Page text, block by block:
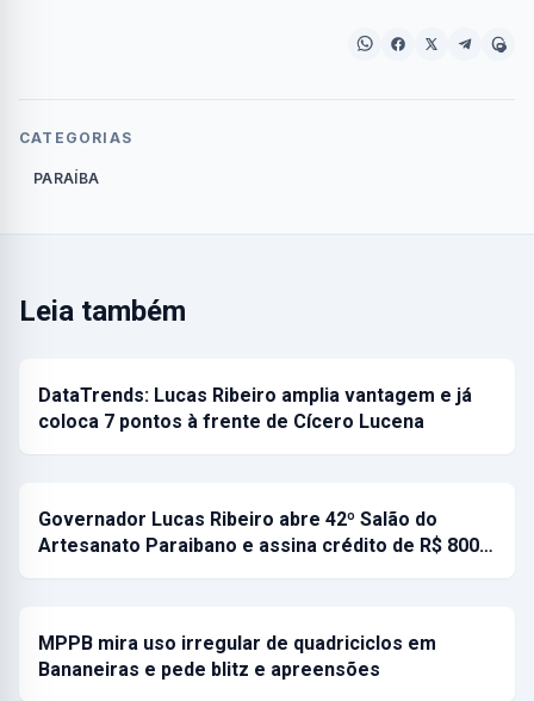
CATEGORIAS
PARAÍBA
Leia também
DataTrends: Lucas Ribeiro amplia vantagem e já
coloca 7 pontos à frente de Cícero Lucena
Governador Lucas Ribeiro abre 42º Salão do
Artesanato Paraibano e assina crédito de R$ 800…
MPPB mira uso irregular de quadriciclos em
Bananeiras e pede blitz e apreensões